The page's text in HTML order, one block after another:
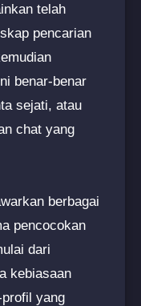
telah
pencarian
benar-benar
sejati, atau
chat yang
berbagai
pencocokan
dari
kebiasaan
yang